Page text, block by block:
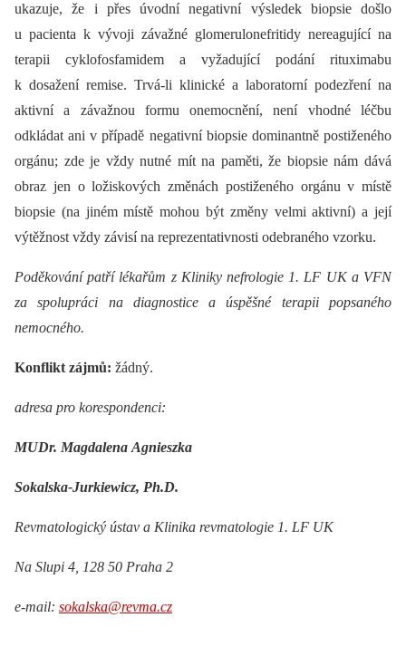
ukazuje, že i přes úvodní negativní výsledek biopsie došlo
u pacienta k vývoji závažné glomerulonefritidy nereagující na
terapii cyklofosfamidem a vyžadující podání rituximabu
k dosažení remise. Trvá-li klinické a laboratorní podezření na
aktivní a závažnou formu onemocnění, není vhodné léčbu
odkládat ani v případě negativní biopsie dominantně postiženého
orgánu; zde je vždy nutné mít na paměti, že biopsie nám dává
obraz jen o ložiskových změnách postiženého orgánu v místě
biopsie (na jiném místě mohou být změny velmi aktivní) a její
výtěžnost vždy závisí na reprezentativnosti odebraného vzorku.
Poděkování patří lékařům z Kliniky nefrologie 1. LF UK a VFN
za spolupráci na diagnostice a úspěšné terapii popsaného
nemocného.
Konflikt zájmů: žádný.
adresa pro korespondenci:
MUDr. Magdalena Agnieszka
Sokalska-Jurkiewicz, Ph.D.
Revmatologický ústav a Klinika revmatologie 1. LF UK
Na Slupi 4, 128 50 Praha 2
e-mail: sokalska@revma.cz